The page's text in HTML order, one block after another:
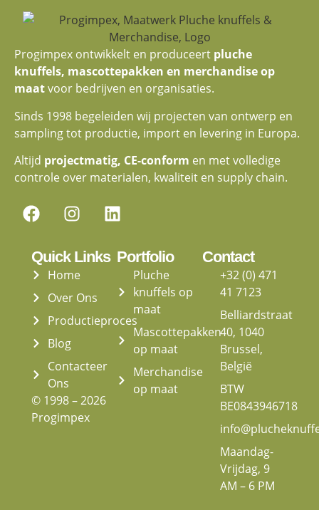
Progimpex ontwikkelt en produceert pluche
knuffels, mascottepakken en merchandise op
maatvoor bedrijven en organisaties.
Sinds 1998 begeleiden wij projecten van ontwerp en
sampling tot productie, import en levering in Europa.
Altijd projectmatig, CE-conform en met volledige
controle over materialen, kwaliteit en supply chain.
Quick Links
Home
Over Ons
Productieproces
Blog
Contacteer
Ons
© 1998 – 2026
Progimpex
Portfolio
Pluche
knuffels op
maat
Mascottepakken
op maat
Merchandise
op maat
Contact
+32 (0) 471
41 7123
Belliardstraat
40, 1040
Brussel,
België
BTW
BE0843946718
Maandag-
Vrijdag, 9
AM – 6 PM